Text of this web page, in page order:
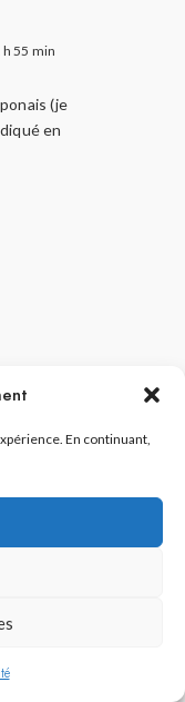
En continuant,
55 min
(je
en
^^
54 min
de découvrir